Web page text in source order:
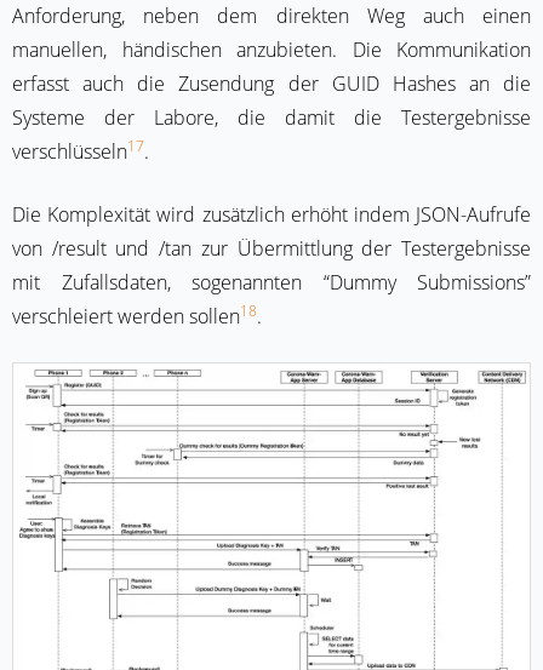
Anforderung, neben dem direkten Weg auch einen
manuellen, händischen anzubieten. Die Kommunikation
erfasst auch die Zusendung der GUID Hashes an die
Systeme der Labore, die damit die Testergebnisse
verschlüsseln17.
Die Komplexität wird zusätzlich erhöht indem JSON-Aufrufe
von /result und /tan zur Übermittlung der Testergebnisse
mit Zufallsdaten, sogenannten “Dummy Submissions”
verschleiert werden sollen18.